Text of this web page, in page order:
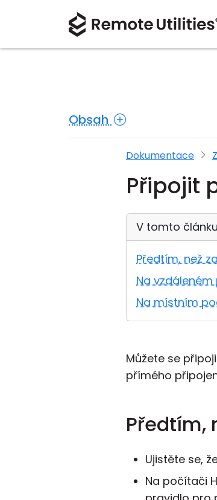
Obsah
Dokumentace
Připojit
V tomto článku
Předtím, než
Na
Na místním
Můžete se
přímého
Předtím,
Ujistěte se,
Na počítači